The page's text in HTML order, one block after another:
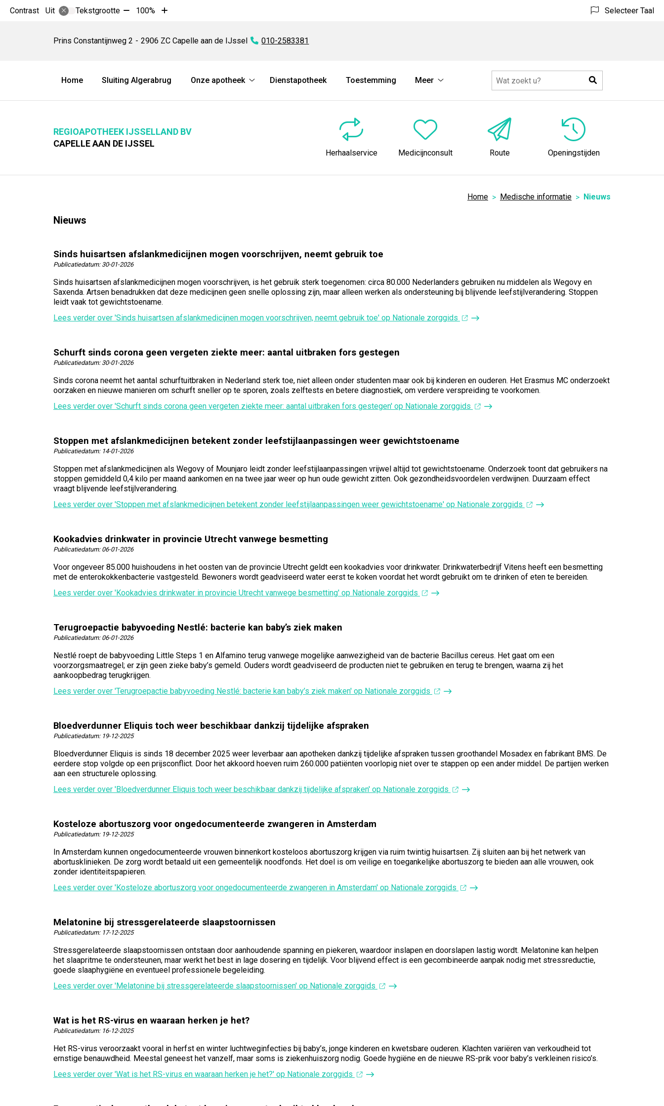
Contrast Uit Tekstgrootte Tekst
10%
100%
Tekst
10%
Selecteer Taal
Prins Constantijnweg 2 2906 ZC Capelle aan de IJssel Tel:
010-2583381
Hoofdmenu
Home Sluiting Algerabrug
Onze apotheek
apotheek
Dienstapotheek Toestemming
Meer
submenu
Zoeken
REGIOAPOTHEEK IJSSELLAND BV
CAPELLE AAN DE IJSSEL
Herhaalservice Medicijnconsult Route Openingstijden
Home Medische informatie Nieuws
Nieuws
Sinds huisartsen afslankmedicijnen mogen voorschrijven, neemt gebruik toe
Publicatiedatum: 30-01-2026
Sinds huisartsen afslankmedicijnen mogen voorschrijven, is het gebruik sterk toegenomen: circa 80.000 Nederlanders gebruiken nu middelen als Wegovy en
Saxenda. Artsen benadrukken dat deze medicijnen geen snelle oplossing zijn, maar alleen werken als ondersteuning bij blijvende leefstijlverandering. Stoppen
leidt vaak tot gewichtstoename.
Lees verder over 'Sinds huisartsen afslankmedicijnen mogen voorschrijven, neemt gebruik toe' op Nationale zorggids
Schurft sinds corona geen vergeten ziekte meer: aantal uitbraken fors gestegen
Publicatiedatum: 30-01-2026
Sinds corona neemt het aantal schurftuitbraken in Nederland sterk toe, niet alleen onder studenten maar ook bij kinderen en ouderen. Het Erasmus MC onderzoekt
oorzaken en nieuwe manieren om schurft sneller op te sporen, zoals zelftests en betere diagnostiek, om verdere verspreiding te voorkomen.
Lees verder over 'Schurft sinds corona geen vergeten ziekte meer: aantal uitbraken fors gestegen' op Nationale zorggids
Stoppen met afslankmedicijnen betekent zonder leefstijlaanpassingen weer gewichtstoename
Publicatiedatum: 14-01-2026
Stoppen met afslankmedicijnen als Wegovy of Mounjaro leidt zonder leefstijlaanpassingen vrijwel altijd tot gewichtstoename. Onderzoek toont dat gebruikers na
stoppen gemiddeld 0,4 kilo per maand aankomen en na twee jaar weer op hun oude gewicht zitten. Ook gezondheidsvoordelen verdwijnen. Duurzaam effect
vraagt blijvende leefstijlverandering.
Lees verder over 'Stoppen met afslankmedicijnen betekent zonder leefstijlaanpassingen weer gewichtstoename' op Nationale zorggids
Kookadvies drinkwater in provincie Utrecht vanwege besmetting
Publicatiedatum: 06-01-2026
Voor ongeveer 85.000 huishoudens in het oosten van de provincie Utrecht geldt een kookadvies voor drinkwater. Drinkwaterbedrijf Vitens heeft een besmetting
met de enterokokkenbacterie vastgesteld. Bewoners wordt geadviseerd water eerst te koken voordat het wordt gebruikt om te drinken of eten te bereiden.
Lees verder over 'Kookadvies drinkwater in provincie Utrecht vanwege besmetting' op Nationale zorggids
Terugroepactie babyvoeding Nestlé: bacterie kan baby’s ziek maken
Publicatiedatum: 06-01-2026
Nestlé roept de babyvoeding Little Steps 1 en Alfamino terug vanwege mogelijke aanwezigheid van de bacterie Bacillus cereus. Het gaat om een
voorzorgsmaatregel; er zijn geen zieke baby’s gemeld. Ouders wordt geadviseerd de producten niet te gebruiken en terug te brengen, waarna zij het
aankoopbedrag terugkrijgen.
Lees verder over 'Terugroepactie babyvoeding Nestlé: bacterie kan baby’s ziek maken' op Nationale zorggids
Bloedverdunner Eliquis toch weer beschikbaar dankzij tijdelijke afspraken
Publicatiedatum: 19-12-2025
Bloedverdunner Eliquis is sinds 18 december 2025 weer leverbaar aan apotheken dankzij tijdelijke afspraken tussen groothandel Mosadex en fabrikant BMS. De
eerdere stop volgde op een prijsconflict. Door het akkoord hoeven ruim 260.000 patiënten voorlopig niet over te stappen op een ander middel. De partijen werken
aan een structurele oplossing.
Lees verder over 'Bloedverdunner Eliquis toch weer beschikbaar dankzij tijdelijke afspraken' op Nationale zorggids
Kosteloze abortuszorg voor ongedocumenteerde zwangeren in Amsterdam
Publicatiedatum: 19-12-2025
In Amsterdam kunnen ongedocumenteerde vrouwen binnenkort kosteloos abortuszorg krijgen via ruim twintig huisartsen. Zij sluiten aan bij het netwerk van
abortusklinieken. De zorg wordt betaald uit een gemeentelijk noodfonds. Het doel is om veilige en toegankelijke abortuszorg te bieden aan alle vrouwen, ook
zonder identiteitspapieren.
Lees verder over 'Kosteloze abortuszorg voor ongedocumenteerde zwangeren in Amsterdam' op Nationale zorggids
Melatonine bij stressgerelateerde slaapstoornissen
Publicatiedatum: 17-12-2025
Stressgerelateerde slaapstoornissen ontstaan door aanhoudende spanning en piekeren, waardoor inslapen en doorslapen lastig wordt. Melatonine kan helpen
het slaapritme te ondersteunen, maar werkt het best in lage dosering en tijdelijk. Voor blijvend effect is een gecombineerde aanpak nodig met stressreductie,
goede slaaphygiëne en eventueel professionele begeleiding.
Lees verder over 'Melatonine bij stressgerelateerde slaapstoornissen' op Nationale zorggids
Wat is het RS-virus en waaraan herken je het?
Publicatiedatum: 16-12-2025
Het RS-virus veroorzaakt vooral in herfst en winter luchtweginfecties bij baby’s, jonge kinderen en kwetsbare ouderen. Klachten variëren van verkoudheid tot
ernstige benauwdheid. Meestal geneest het vanzelf, maar soms is ziekenhuiszorg nodig. Goede hygiëne en de nieuwe RS-prik voor baby’s verkleinen risico’s.
Lees verder over 'Wat is het RS-virus en waaraan herken je het?' op Nationale zorggids